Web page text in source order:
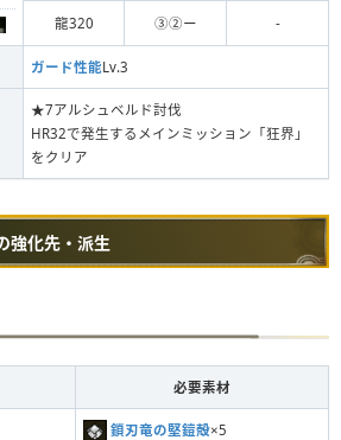
龍320 ③②ー -
ガード性能Lv.3
★7アルシュベルド討伐
HR32で発生するメインミッション「狂界」
をクリア
強化先・派生
必要素材
鎖刃竜の堅鎧殻×5